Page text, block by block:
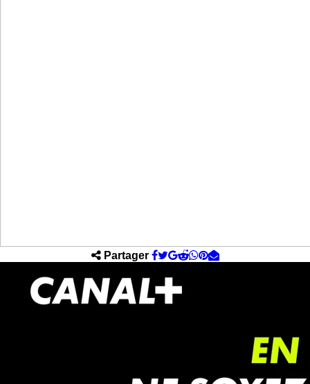
Partager